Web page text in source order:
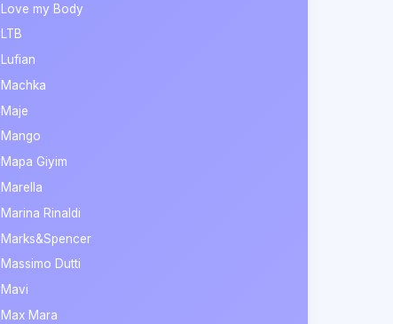
Love my Body
LTB
Lufian
Machka
Maje
Mango
Mapa Giyim
Marella
Marina Rinaldi
Marks&Spencer
Massimo Dutti
Mavi
Max Mara